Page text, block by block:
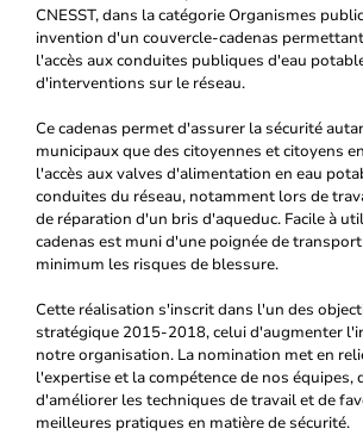
CNESST, dans la catégorie Organismes
invention d'un couvercle-cadenas
l'accès aux conduites publiques d'eau
d'interventions sur le réseau.
Ce cadenas permet d'assurer la sécurité
municipaux que des citoyennes et citoyens
l'accès aux valves d'alimentation en eau
conduites du réseau, notamment lors de
de réparation d'un bris d'aqueduc. Facile à
cadenas est muni d'une poignée de
minimum les risques de blessure.
Cette réalisation s'inscrit dans l'un des
stratégique 2015-2018, celui d'augmenter
notre organisation. La nomination met en
l'expertise et la compétence de nos équipes,
d'améliorer les techniques de travail et de
meilleures pratiques en matière de sécurité.